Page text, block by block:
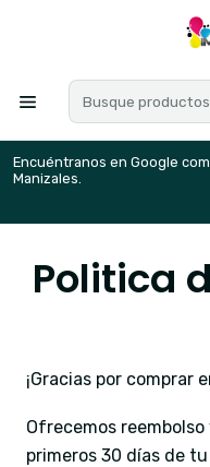
Encuéntranos en Google
Manizales.
Politica
¡Gracias por comprar
Ofrecemos
primeros 30 días de